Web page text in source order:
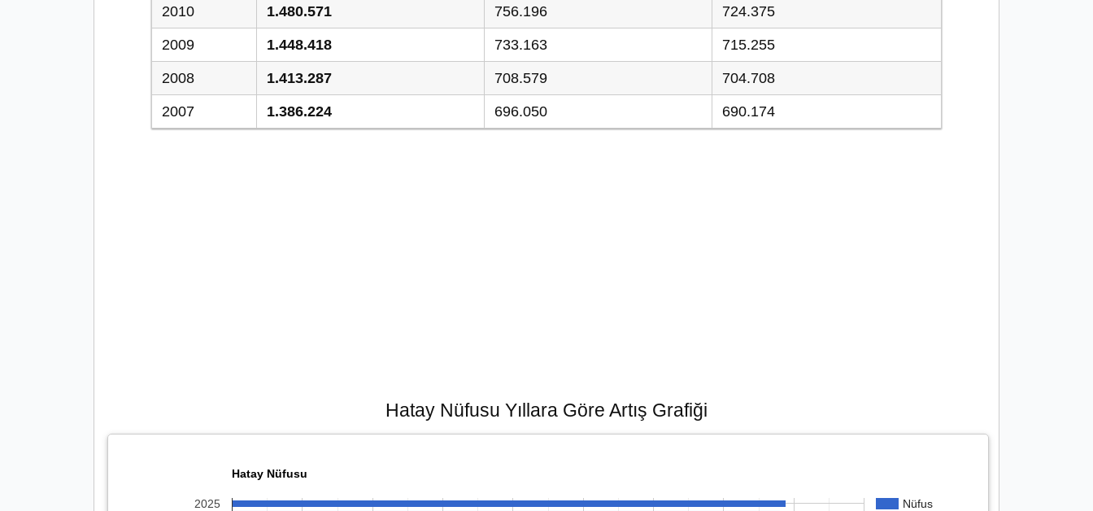
2010 1.480.571 756.196 724.375
2009 1.448.418 733.163 715.255
2008 1.413.287 708.579 704.708
2007 1.386.224 696.050 690.174
Hatay Nüfusu Yıllara Göre Artış Grafiği
Hatay Nüfusu
Nüfus
2025